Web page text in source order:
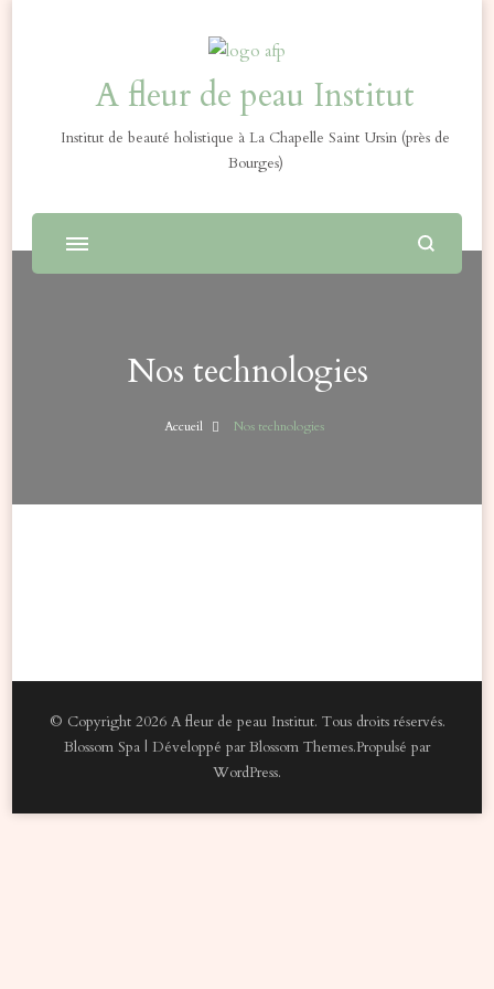
A fleur de peau Institut
Institut de beauté holistique à La Chapelle Saint Ursin (près de
Bourges)
Nos technologies
Accueil Nos technologies
© Copyright 2026 A fleur de peau Institut. Tous droits réservés.
Blossom Spa | Développé parBlossom Themes.Propulsé par
WordPress.